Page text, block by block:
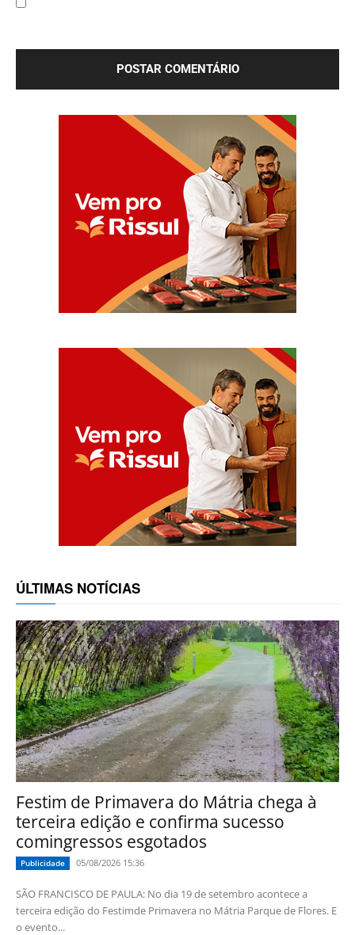
ÚLTIMAS NOTÍCIAS
Festim de Primavera do Mátria chega à
terceira edição e confirma sucesso
comingressos esgotados
Publicidade 05/08/2026 15:36
SÃO FRANCISCO DE PAULA: No dia 19 de setembro acontece a
terceira edição do Festimde Primavera no Mátria Parque de Flores. E
o evento...